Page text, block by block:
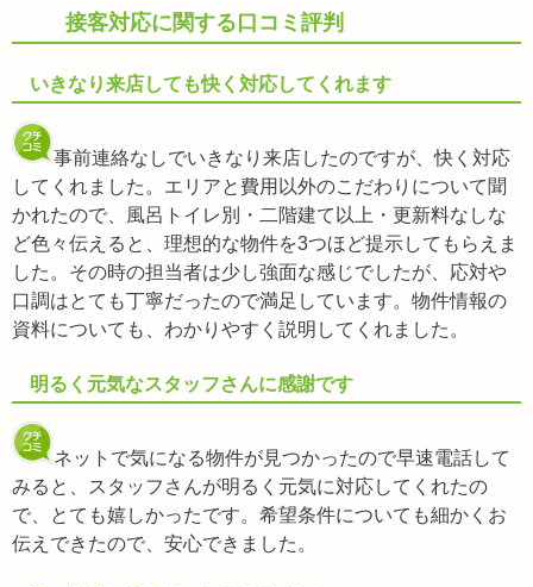
接客対応に関する口コミ評判
いきなり来店しても快く対応してくれます
事前連絡なしでいきなり来店したのですが、快く対応
してくれました。エリアと費用以外のこだわりについて聞
かれたので、風呂トイレ別・二階建て以上・更新料なしな
ど色々伝えると、理想的な物件を3つほど提示してもらえま
した。その時の担当者は少し強面な感じでしたが、応対や
口調はとても丁寧だったので満足しています。物件情報の
資料についても、わかりやすく説明してくれました。
明るく元気なスタッフさんに感謝です
ネットで気になる物件が見つかったので早速電話して
みると、スタッフさんが明るく元気に対応してくれたの
で、とても嬉しかったです。希望条件についても細かくお
伝えできたので、安心できました。